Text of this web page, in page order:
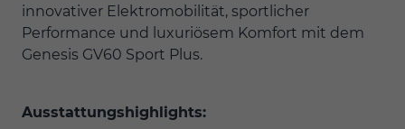
innovativer Elektromobilität, sportlicher
Performance und luxuriösem Komfort mit dem
Genesis GV60 Sport Plus.
Ausstattungshighlights: